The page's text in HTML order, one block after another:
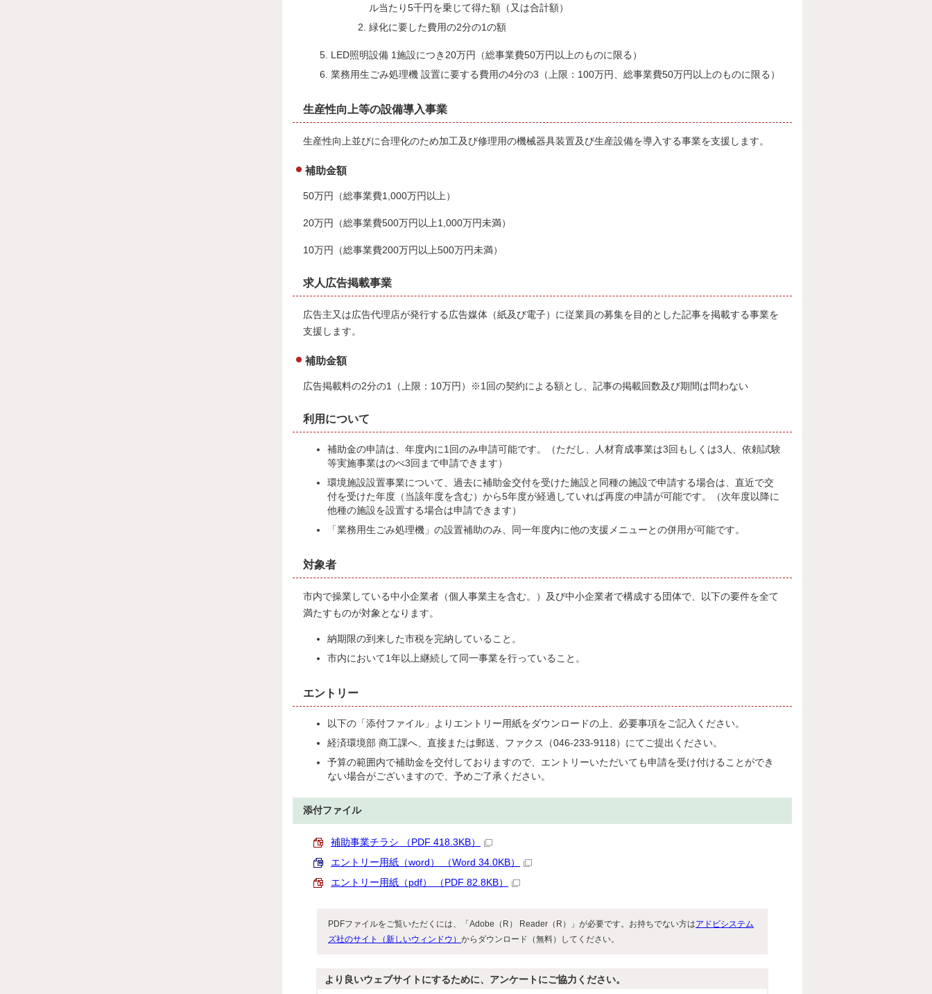
ル当たり5千円を乗じて得た額（又は合計額）
緑化に要した費用の2分の1の額
LED照明設備 1施設につき20万円（総事業費50万円以上のものに限る）
業務用生ごみ処理機 設置に要する費用の4分の3（上限：100万円、総事業費50万円以上のものに限る）
生産性向上等の設備導入事業
生産性向上並びに合理化のため加工及び修理用の機械器具装置及び生産設備を導入する事業を支援します。
補助金額
50万円（総事業費1,000万円以上）
20万円（総事業費500万円以上1,000万円未満）
10万円（総事業費200万円以上500万円未満）
求人広告掲載事業
広告主又は広告代理店が発行する広告媒体（紙及び電子）に従業員の募集を目的とした記事を掲載する事業を
支援します。
補助金額
広告掲載料の2分の1（上限：10万円）※1回の契約による額とし、記事の掲載回数及び期間は問わない
利用について
補助金の申請は、年度内に1回のみ申請可能です。（ただし、人材育成事業は3回もしくは3人、依頼試験
等実施事業はのべ3回まで申請できます）
環境施設設置事業について、過去に補助金交付を受けた施設と同種の施設で申請する場合は、直近で交
付を受けた年度（当該年度を含む）から5年度が経過していれば再度の申請が可能です。（次年度以降に
他種の施設を設置する場合は申請できます）
「業務用生ごみ処理機」の設置補助のみ、同一年度内に他の支援メニューとの併用が可能です。
対象者
市内で操業している中小企業者（個人事業主を含む。）及び中小企業者で構成する団体で、以下の要件を全て
満たすものが対象となります。
納期限の到来した市税を完納していること。
市内において1年以上継続して同一事業を行っていること。
エントリー
以下の「添付ファイル」よりエントリー用紙をダウンロードの上、必要事項をご記入ください。
経済環境部 商工課へ、直接または郵送、ファクス（046-233-9118）にてご提出ください。
予算の範囲内で補助金を交付しておりますので、エントリーいただいても申請を受け付けることができ
ない場合がございますので、予めご了承ください。
添付ファイル
補助事業チラシ （PDF 418.3KB）
エントリー用紙（word） （Word 34.0KB）
エントリー用紙（pdf） （PDF 82.8KB）
PDFファイルをご覧いただくには、「Adobe（R） Reader（R）」が必要です。お持ちでない方はアドビシステム
ズ社のサイト（新しいウィンドウ） からダウンロード（無料）してください。
より良いウェブサイトにするために、アンケートにご協力ください。